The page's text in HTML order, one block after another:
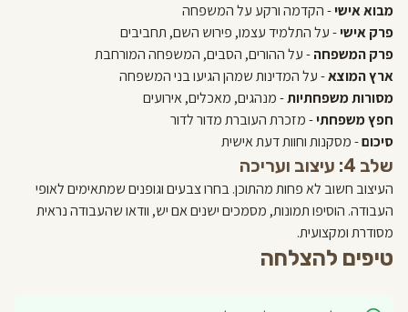
מבוא אישי- הקדמה ורקע על המשפחה
פרק אישי- על התלמיד עצמו, פירוש השם, תחביבים
פרק המשפחה- על ההורים, הסבים, המשפחה המורחבת
ארץ המוצא- על המדינות שמהן הגיעו בני המשפחה
מסורות משפחתיות- מנהגים, מאכלים, אירועים
חפץ משפחתי- מזכרת העוברת מדור לדור
סיכום- מסקנות וחוות דעת אישית
שלב 4: עיצוב ועריכה
העיצוב חשוב לא פחות מהתוכן. בחרו צבעים וגופנים שמתאימים לאופי
העבודה. הוסיפו תמונות, מסמכים ישנים אם יש, וודאו שהעבודה נראית
מסודרת ומקצועית.
טיפים להצלחה